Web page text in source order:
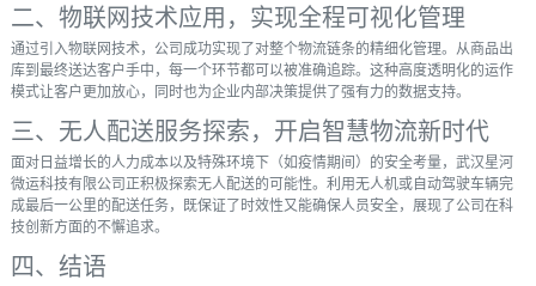
二、物联网技术应用，实现全程可视化管理
通过引入物联网技术，公司成功实现了对整个物流链条的精细化管理。从商品出
库到最终送达客户手中，每一个环节都可以被准确追踪。这种高度透明化的运作
模式让客户更加放心，同时也为企业内部决策提供了强有力的数据支持。
三、无人配送服务探索，开启智慧物流新时代
面对日益增长的人力成本以及特殊环境下（如疫情期间）的安全考量，武汉星河
微运科技有限公司正积极探索无人配送的可能性。利用无人机或自动驾驶车辆完
成最后一公里的配送任务，既保证了时效性又能确保人员安全，展现了公司在科
技创新方面的不懈追求。
四、结语